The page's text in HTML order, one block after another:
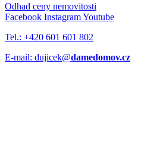
Odhad ceny nemovitosti
Facebook InstagramYoutube
Tel.: +420 601 601 802
E-mail: dujicek@damedomov.cz